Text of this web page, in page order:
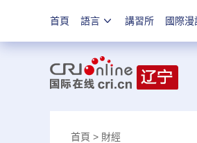
首頁 語言 講習所 國際漫
首頁 > 財經